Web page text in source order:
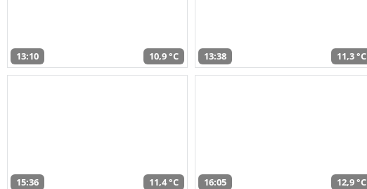
13:10 10,9 °C 13:38 11,3 °C
15:36 11,4 °C 16:05 12,9 °C